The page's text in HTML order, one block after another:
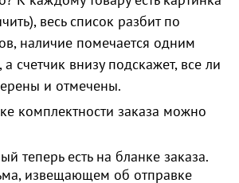
весь список разбит по
наличие помечается одним
счетчик внизу подскажет, все ли
и отмечены.
комплектности заказа можно
теперь есть на бланке заказа.
извещающем об отправке